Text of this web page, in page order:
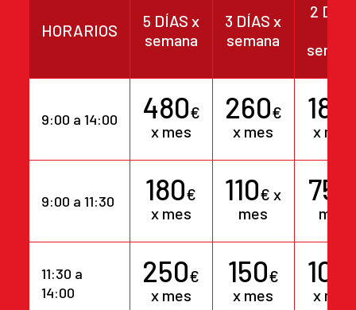
HORARIOS
5 DÍAS x
semana
3 DÍAS x
semana
2 DÍAS
9:00 a 14:00 480€
x mes
260€
x mes
180
x mes
9:00 a 11:30 180€
x mes
110€ x
mes
75
mes
11:30 a
14:00
250€
x mes
150€
x mes
105
x mes